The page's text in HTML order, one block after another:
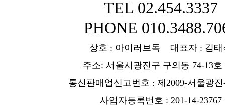
TEL 02.454.3337
PHONE
상호 : 아이러브독 대표자 : 김태
주소: 서울시광진구 구의동 74-13호
통신판매업신고번호 : 제2009-서울광진
사업자등록번호 : 201-14-23767